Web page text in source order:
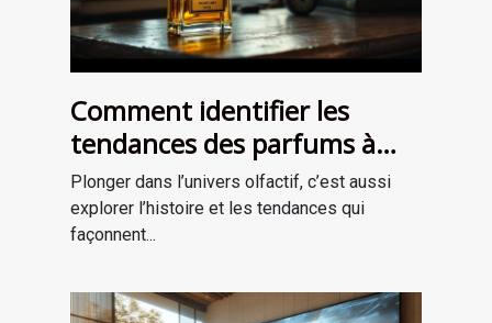
Comment identifier les
tendances des parfums à
travers les époques ?
Plonger dans l’univers olfactif, c’est aussi
explorer l’histoire et les tendances qui
façonnent...